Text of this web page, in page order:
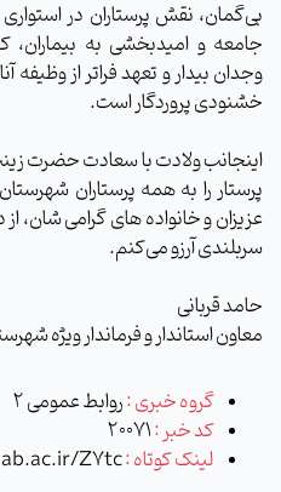
بی‌گمان، نقش پرستاران در
جامعه و امیدبخشی به بیماران،
وجدان بیدار و تعهد فراتر از وظیفه
خشنودی پروردگار است.
اینجانب ولادت با سعادت حضرت
پرستار را به همه پرستاران
عزیزان و خانواده های گرامی شان،
سربلندی آرزو می‌کنم.
حامد قربانی
معاون استاندار و فرماندار ویژه
گروه خبری :روابط عمومی 2
کد خبر :20071
لینک کوتاه :Z7tc